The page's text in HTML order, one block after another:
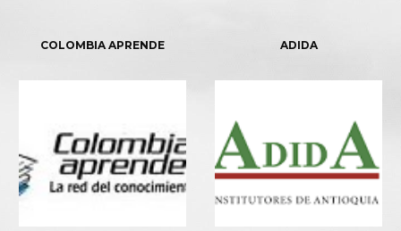
COLOMBIA APRENDE ADIDA